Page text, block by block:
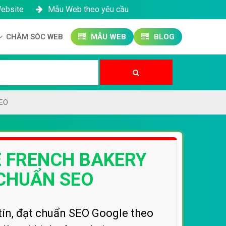
Mẫu Web theo yêu cầu
CHĂM SÓC WEB
Quản trị Fanpage
MẪU WEB BLOG
BAKERY
SEO
đạt chuẩn SEO Google theo